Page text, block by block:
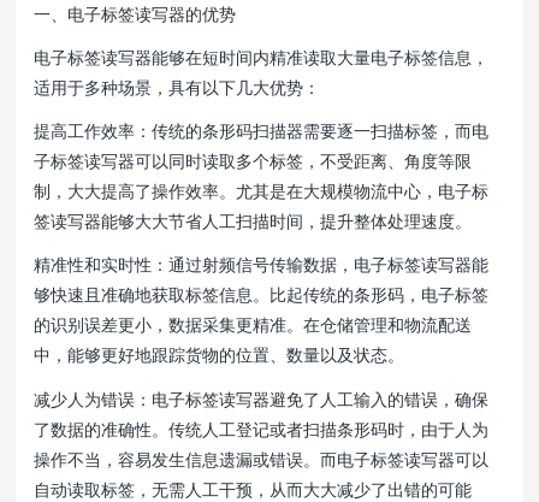
一、电子标签读写器的优势
电子标签读写器能够在短时间内精准读取大量电子标签信息，
适用于多种场景，具有以下几大优势：
提高工作效率：传统的条形码扫描器需要逐一扫描标签，而电
子标签读写器可以同时读取多个标签，不受距离、角度等限
制，大大提高了操作效率。尤其是在大规模物流中心，电子标
签读写器能够大大节省人工扫描时间，提升整体处理速度。
精准性和实时性：通过射频信号传输数据，电子标签读写器能
够快速且准确地获取标签信息。比起传统的条形码，电子标签
的识别误差更小，数据采集更精准。在仓储管理和物流配送
中，能够更好地跟踪货物的位置、数量以及状态。
减少人为错误：电子标签读写器避免了人工输入的错误，确保
了数据的准确性。传统人工登记或者扫描条形码时，由于人为
操作不当，容易发生信息遗漏或错误。而电子标签读写器可以
自动读取标签，无需人工干预，从而大大减少了出错的可能